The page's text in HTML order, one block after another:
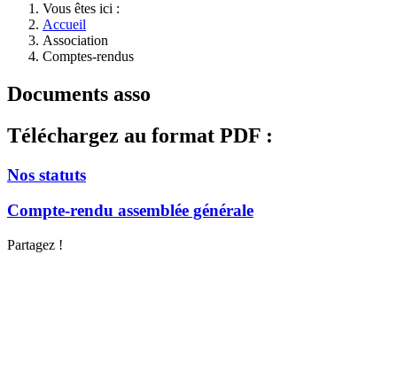
Vous êtes ici :
Accueil
Association
Comptes-rendus
Documents asso
Téléchargez au format PDF :
Nos statuts
Compte-rendu assemblée générale
Partagez !